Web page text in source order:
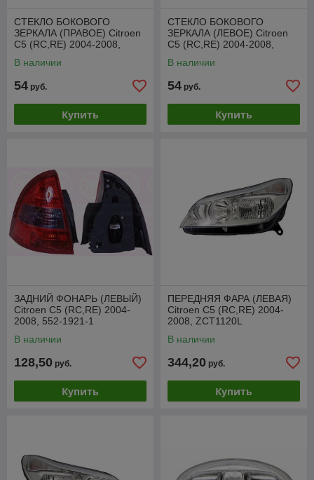
СТЕКЛО БОКОВОГО
ЗЕРКАЛА (ПРАВОЕ) Citroen
C5 (RC,RE) 2004-2008,
В наличии
54 руб.
Купить
СТЕКЛО БОКОВОГО
ЗЕРКАЛА (ЛЕВОЕ) Citroen
C5 (RC,RE) 2004-2008,
В наличии
54 руб.
Купить
ЗАДНИЙ ФОНАРЬ (ЛЕВЫЙ)
Citroen C5 (RC,RE) 2004-
2008, 552-1921-1
В наличии
128,50 руб.
Купить
ПЕРЕДНЯЯ ФАРА (ЛЕВАЯ)
Citroen C5 (RC,RE) 2004-
2008, ZCT1120L
В наличии
344,20 руб.
Купить